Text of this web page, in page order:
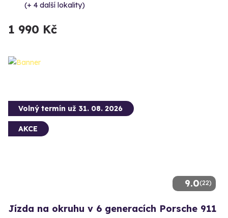
(+ 4 další lokality)
1 990 Kč
9.0(22)
Volný termín už 31. 08. 2026
AKCE
Jízda na okruhu v 6 generacích Porsche 911